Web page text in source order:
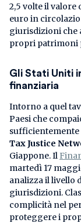
2,5 volte il valore
euro in
giurisdizioni che
propri patrimoni
Gli Stati Uniti
finanziaria
Intorno a quel
Paesi che
sufficientemente
Tax Justice
Giappone. Il
martedì 17
analizza il livello
giurisdizioni.
complicità nel
proteggere i